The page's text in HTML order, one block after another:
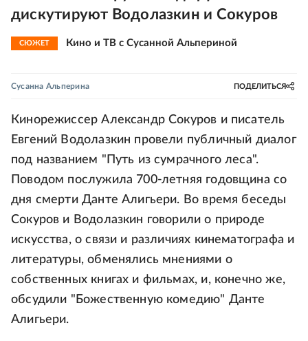
дискутируют Водолазкин и Сокуров
СЮЖЕТ Кино и ТВ с Сусанной Альпериной
Сусанна Альперина ПОДЕЛИТЬСЯ
Кинорежиссер Александр Сокуров и писатель
Евгений Водолазкин провели публичный диалог
под названием "Путь из сумрачного леса".
Поводом послужила 700-летняя годовщина со
дня смерти Данте Алигьери. Во время беседы
Сокуров и Водолазкин говорили о природе
искусства, о связи и различиях кинематографа и
литературы, обменялись мнениями о
собственных книгах и фильмах, и, конечно же,
обсудили "Божественную комедию" Данте
Алигьери.